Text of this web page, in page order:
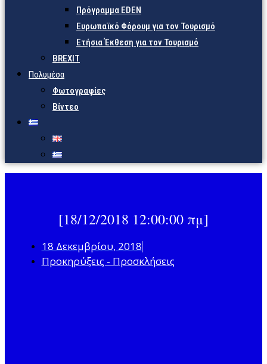
Πρόγραμμα EDEN
Ευρωπαϊκό Φόρουμ για τον Τουρισμό
Ετήσια Έκθεση για τον Τουρισμό
BREXIT
Πολυμέσα
Φωτογραφίες
Βίντεο
[18/12/2018 12:00:00 πμ]
18 Δεκεμβρίου, 2018
Προκηρύξεις - Προσκλήσεις